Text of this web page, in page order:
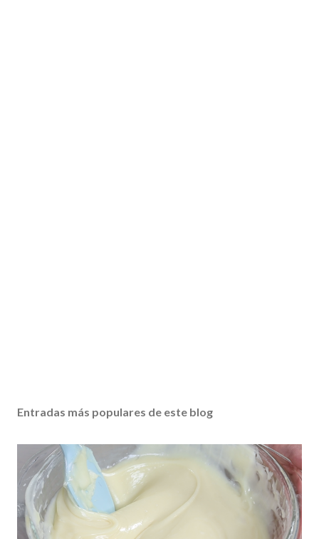
Entradas más populares de este blog